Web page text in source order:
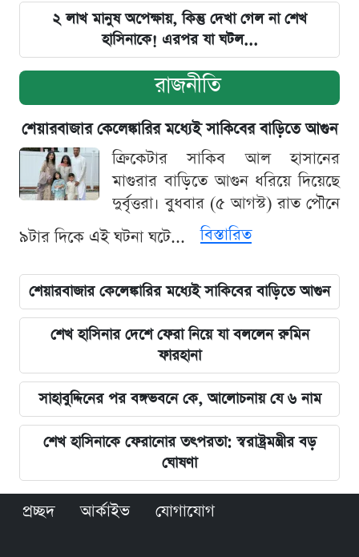
২ লাখ মানুষ অপেক্ষায়, কিন্তু দেখা গেল না শেখ
হাসিনাকে! এরপর যা ঘটল...
রাজনীতি
শেয়ারবাজার কেলেঙ্কারির মধ্যেই সাকিবের বাড়িতে আগুন
ক্রিকেটার সাকিব আল হাসানের
মাগুরার বাড়িতে আগুন ধরিয়ে দিয়েছে
দুর্বৃত্তরা। বুধবার (৫ আগস্ট) রাত পৌনে
৯টার দিকে এই ঘটনা ঘটে...
বিস্তারিত
শেয়ারবাজার কেলেঙ্কারির মধ্যেই সাকিবের বাড়িতে আগুন
শেখ হাসিনার দেশে ফেরা নিয়ে যা বললেন রুমিন
ফারহানা
সাহাবুদ্দিনের পর বঙ্গভবনে কে, আলোচনায় যে ৬ নাম
শেখ হাসিনাকে ফেরানোর তৎপরতা: স্বরাষ্ট্রমন্ত্রীর বড়
ঘোষণা
প্রচ্ছদ আর্কাইভ যোগাযোগ